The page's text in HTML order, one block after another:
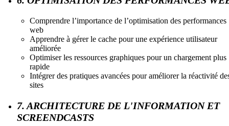
Comprendre l’importance de l’optimisation des performances
web
Apprendre à gérer le cache pour une expérience utilisateur
améliorée
Optimiser les ressources graphiques pour un chargement plus
rapide
Intégrer des pratiques avancées pour améliorer la réactivité
sites
7. ARCHITECTURE DE L'INFORMATION ET
SCREENDCASTS